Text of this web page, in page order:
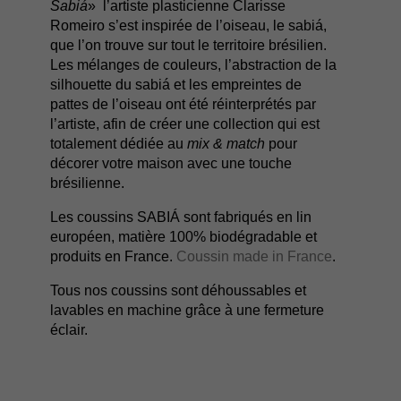
Sabiá» l’artiste plasticienne Clarisse
Romeiro s’est inspirée de l’oiseau, le sabiá,
que l’on trouve sur tout le territoire brésilien.
Les mélanges de couleurs, l’abstraction de la
silhouette du sabiá et les empreintes de
pattes de l’oiseau ont été réinterprétés par
l’artiste, afin de créer une collection qui est
totalement dédiée au mix & match pour
décorer votre maison avec une touche
brésilienne.
Les coussins SABIÁ sont fabriqués en lin
européen, matière 100% biodégradable et
produits en France. Coussin made in France.
Tous nos coussins sont déhoussables et
lavables en machine grâce à une fermeture
éclair.